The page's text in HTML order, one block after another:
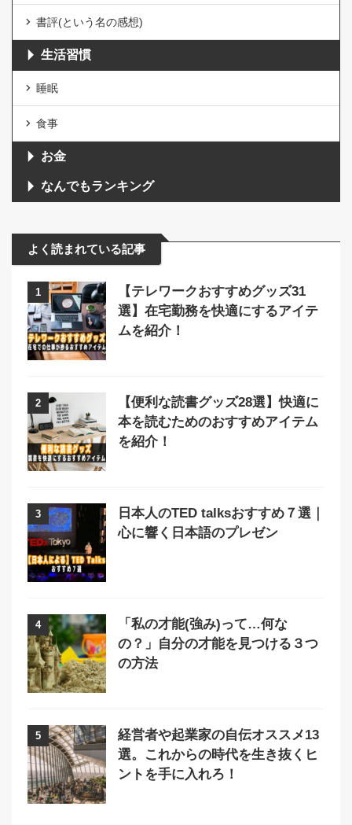
書評(という名の感想)
生活習慣
睡眠
食事
お金
なんでもランキング
よく読まれている記事
1
【テレワークおすすめグッズ31
選】在宅勤務を快適にするアイテ
ムを紹介！
2
【便利な読書グッズ28選】快適に
本を読むためのおすすめアイテム
を紹介！
3
日本人のTED talksおすすめ７選｜
心に響く日本語のプレゼン
4
「私の才能(強み)って…何な
の？」自分の才能を見つける３つ
の方法
5
経営者や起業家の自伝オススメ13
選。これからの時代を生き抜くヒ
ントを手に入れろ！